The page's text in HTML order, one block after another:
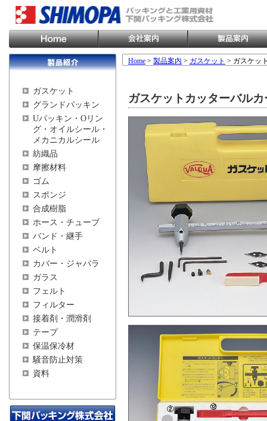
ガスケット
グランドパッキン
Uパッキン・Oリン
グ・オイルシール・
メカニカルシール
紡織品
摩擦材料
ゴム
スポンジ
合成樹脂
ホース・チューブ
バンド・継手
ベルト
カバー・ジャバラ
ガラス
フェルト
フィルター
接着剤・潤滑剤
テープ
保温保冷材
騒音防止対策
資料
Home > 製品案内 > ガスケット > ガスケッ
ガスケットカッターバルカ